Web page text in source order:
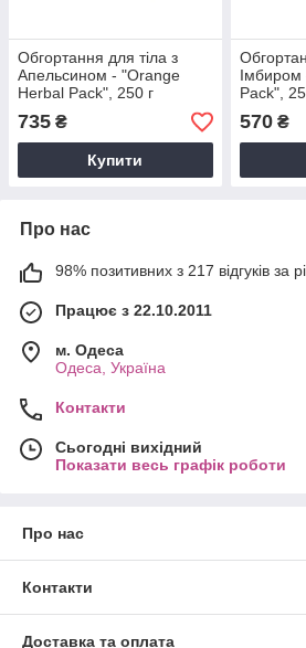
Обгортання для тіла з
Апельсином - "Orange
Herbal Pack", 250 г
735 ₴
Купити
Імбиром
Pack",
570₴
Про нас
98% позитивних з 217 відгуків за
Працює з 22.10.2011
м. Одеса
Одеса, Україна
Контакти
Сьогодні вихідний
Показати весь графік роботи
Про нас
Контакти
Доставка та оплата